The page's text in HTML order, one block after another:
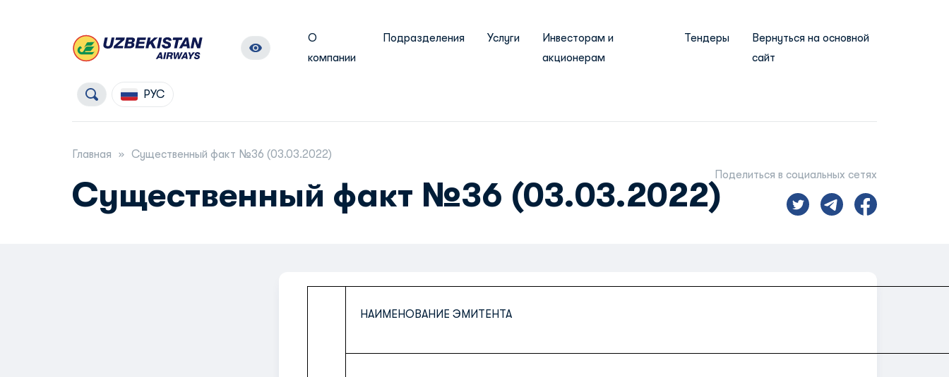
О
компании
Подразделения Услуги
Инвесторам и
акционерам
Тендеры
Вернуться на основной
сайт
РУС
Главная Существенный факт №36 (03.03.2022)
Существенный факт №36 (03.03.2022)
Поделиться в социальных сетях
НАИМЕНОВАНИЕ ЭМИТЕНТА